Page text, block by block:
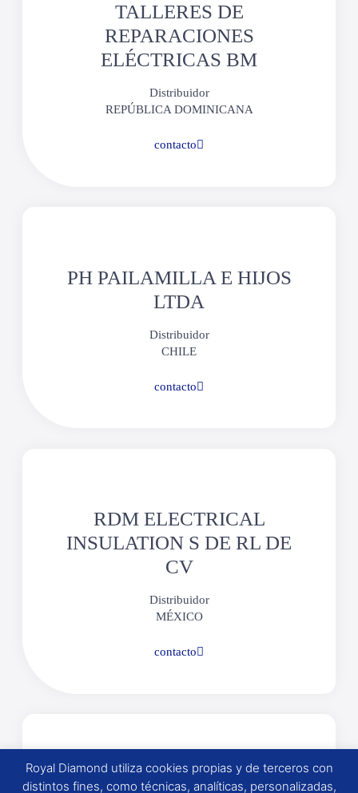
TALLERES DE
REPARACIONES
ELÉCTRICAS BM
Distribuidor
REPÚBLICA DOMINICANA
contacto
PH PAILAMILLA E HIJOS
LTDA
Distribuidor
CHILE
contacto
RDM ELECTRICAL
INSULATION S DE RL DE
CV
Distribuidor
MÉXICO
contacto
SEL SUMINISTROS
Royal Diamond utiliza cookies propias y de terceros con
distintos fines, como técnicas, analíticas, personalizadas,